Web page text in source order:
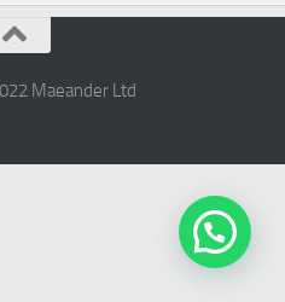
​Maeander Ltd.